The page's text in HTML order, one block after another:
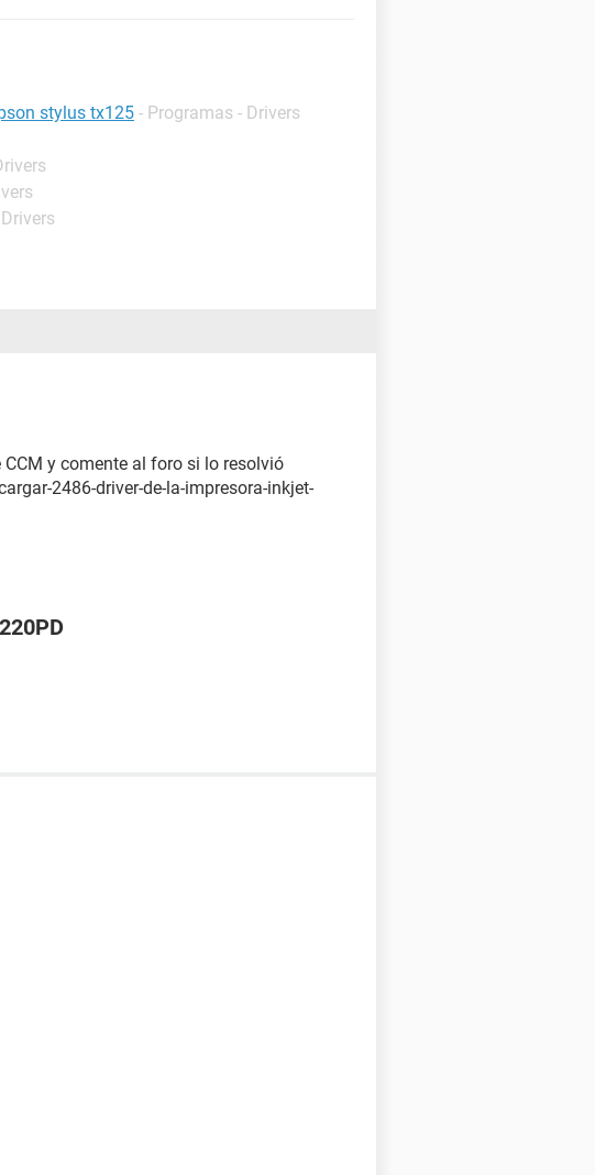
stylus tx125 - Programas - Drivers
y comente al foro si lo resolvió
2486-driver-de-la-impresora-inkjet-